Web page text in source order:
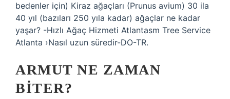
bedenler için) Kiraz ağaçları (Prunus avium) 30 ila
40 yıl (bazıları 250 yıla kadar) ağaçlar ne kadar
yaşar? -Hızlı Ağaç Hizmeti Atlantasm Tree Service
Atlanta ›Nasıl uzun süredir-DO-TR.
ARMUT NE ZAMAN
BITER?